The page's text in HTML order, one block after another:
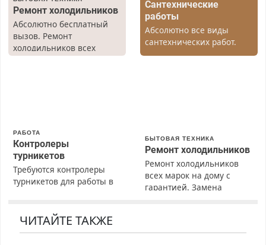
Ремонт холодильников
Абсолютно бесплатный
вызов. Ремонт
холодильников всех
марок на дому, с
Сантехнические
работы
Абсолютно все виды
сантехнических работ.
Быстро. Качественно.
РАБОТА
Контролеры
турникетов
Требуются контролеры
турникетов для работы в
Прием по ТК РФ. График
БЫТОВАЯ ТЕХНИКА
Ремонт холодильников
Ремонт холодильников
всех марок на дому с
гарантией. Замена
Вызов бесплатный.
ЧИТАЙТЕ ТАКЖЕ